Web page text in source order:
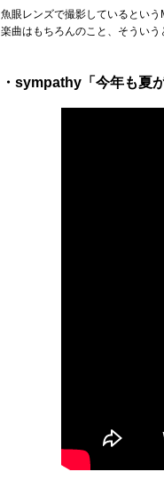
魚眼レンズで撮影しているという
楽曲はもちろんのこと、そういう
・sympathy「今年も夏